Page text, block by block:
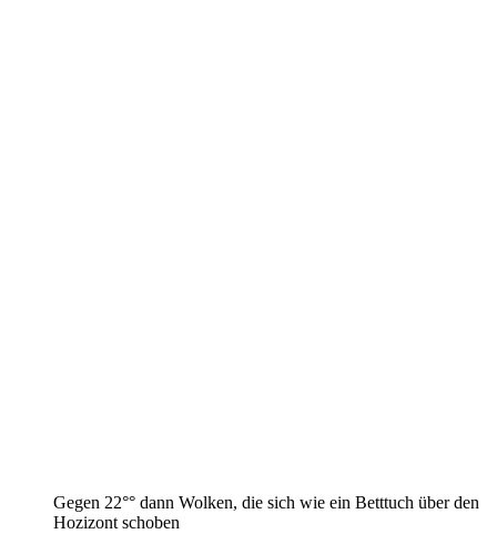
Gegen 22°° dann Wolken, die sich wie ein Betttuch über den
Hozizont schoben